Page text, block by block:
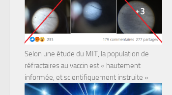
Selon une étude du MIT, la population de
réfractaires au vaccin est « hautement
informée, et scientifiquement instruite »